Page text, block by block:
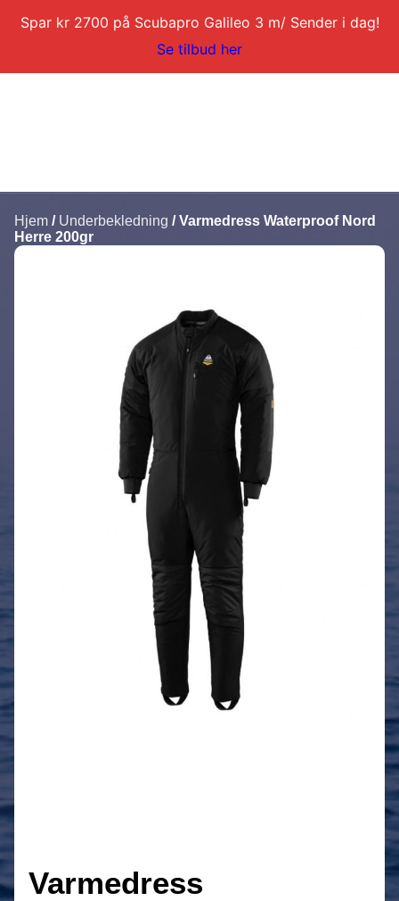
Spar kr 2700 på Scubapro Galileo 3 m/ Sender i dag!
Se tilbud her
DYKKERKURS
BLI DYKKERINSTRUKTØR
NETTBUTIKK
0
Hjem / Underbekledning / Varmedress Waterproof Nord
Herre 200gr
Varmedress